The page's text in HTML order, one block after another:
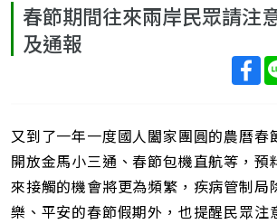
春節期間往來兩岸民眾請注
及通報
又到了一年一度國人闔家團圓的農曆春
開放金馬小三通、春節包機直航等，預
來接觸的機會將更為頻繁，疾病管制局
樂、平安的春節假期外，也提醒民眾注